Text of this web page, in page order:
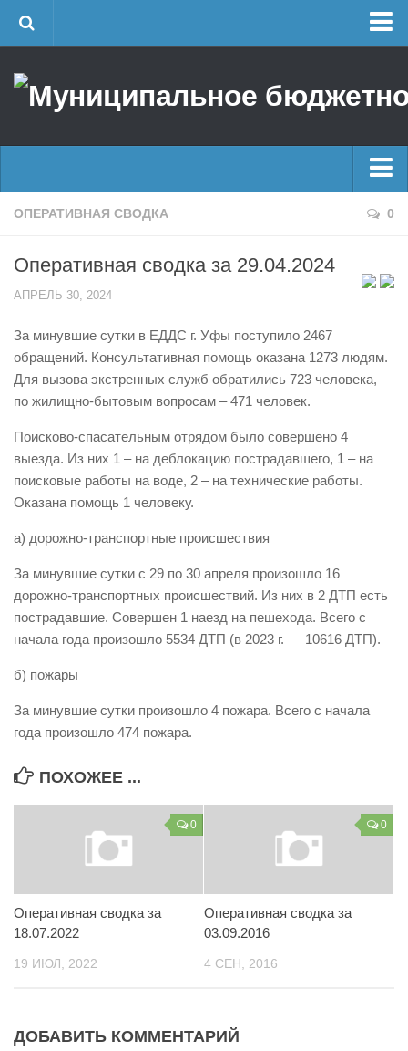
Об учреждении
Районные УГЗ
Поисково-спасательный отряд г. Уфы
Центр размещения пострадавших
Отчеты о реализации муниципальных программ
Документы
История
Виды деятельности
Обслуживание опасных производственных объектов
Уголок гражданской обороны
Пресс-центр
СМИ о нас
Конкурсы
Наша работа
Фотогалерея
Обращения
Главные новости
Оперативная сводка
Половодье
ОПЕРАТИВНАЯ СВОДКА 0
Оперативная сводка за 29.04.2024
АПРЕЛЬ 30, 2024
За минувшие сутки в ЕДДС г. Уфы поступило 2467
обращений. Консультативная помощь оказана 1273 людям.
Для вызова экстренных служб обратились 723 человека,
по жилищно-бытовым вопросам – 471 человек.
Поисково-спасательным отрядом было совершено 4
выезда. Из них 1 – на деблокацию пострадавшего, 1 – на
поисковые работы на воде, 2 – на технические работы.
Оказана помощь 1 человеку.
а) дорожно-транспортные происшествия
За минувшие сутки с 29 по 30 апреля произошло 16
дорожно-транспортных происшествий. Из них в 2 ДТП есть
пострадавшие. Совершен 1 наезд на пешехода. Всего с
начала года произошло 5534 ДТП (в 2023 г. — 10616 ДТП).
б) пожары
За минувшие сутки произошло 4 пожара. Всего с начала
года произошло 474 пожара.
ПОХОЖЕЕ ...
0
Оперативная сводка за
18.07.2022
19 ИЮЛ, 2022
0
Оперативная сводка за
03.09.2016
4 СЕН, 2016
ДОБАВИТЬ КОММЕНТАРИЙ